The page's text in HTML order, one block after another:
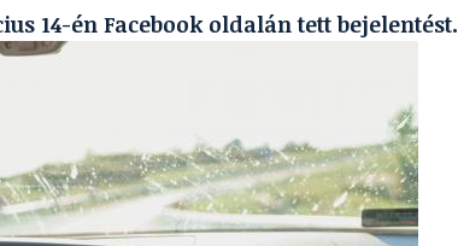
14-én Facebook oldalán tett bejelentést.